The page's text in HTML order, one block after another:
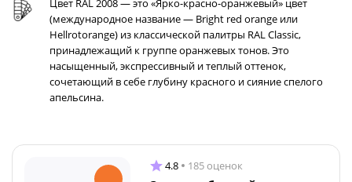
Цвет RAL 2008 — это «Ярко-красно-оранжевый» цвет
(международное название — Bright red orange или
Hellrotorange) из классической палитры RAL Classic,
принадлежащий к группе оранжевых тонов. Это
насыщенный, экспрессивный и теплый оттенок,
сочетающий в себе глубину красного и сияние спелого
апельсина.
4.8 185 оценок